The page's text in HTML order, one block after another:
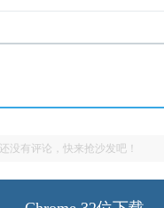
还没有评论，快来抢沙发吧！